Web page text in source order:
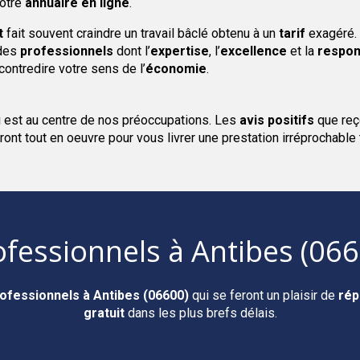
fait souvent craindre un travail bâclé obtenu à untarif
professionnels dont l’expertise, l’excellence et la
votre sens de l’économie.
est au centre de nos préoccupations. Les avis positifs que
tout en oeuvre pour vous livrer une prestation
à Antibes
à Antibes (06600)qui se feront un plaisir de
gratuitdans les plus brefs délais.